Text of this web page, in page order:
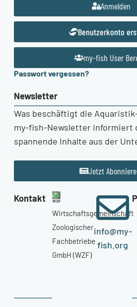
Anmelden
Benutzerkonto
my-fish User
Passwort vergessen?
Newsletter
Was beschäftigt die
my-fish-Newsletter informiert
spannende Inhalte aus der
Jetzt
Kontakt
Wirtschaftsgemeinschaft
Zoologischer
Fachbetriebe
GmbH (WZF)
info@my-
fish.org